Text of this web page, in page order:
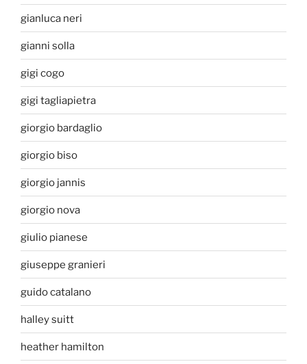
gianluca neri
gianni solla
gigi cogo
gigi tagliapietra
giorgio bardaglio
giorgio biso
giorgio jannis
giorgio nova
giulio pianese
giuseppe granieri
guido catalano
halley suitt
heather hamilton